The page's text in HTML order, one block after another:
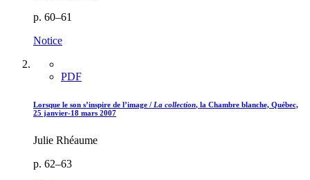
p. 60–61
Notice
PDF
Lorsque le son s’inspire de l’image / La collection, la Chambre blanche, Québec,
25 janvier-18 mars 2007
Julie Rhéaume
p. 62–63